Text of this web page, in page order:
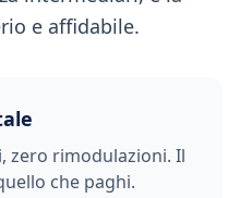
e affidabile.
zero rimodulazioni. Il
che paghi.